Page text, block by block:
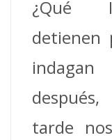
¿Qué
detienen
tarde